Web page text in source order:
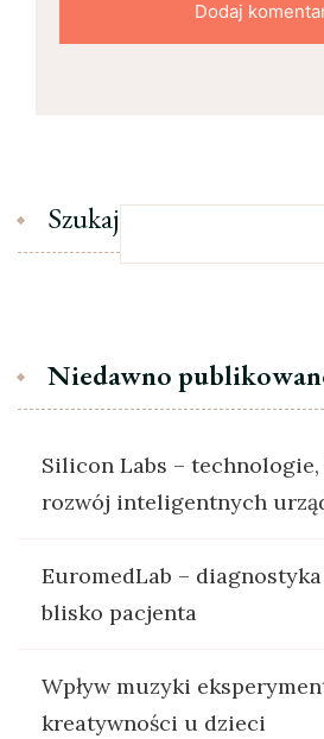
Szukaj
Niedawno
Silicon Labs –
rozwój inteligentnych
EuromedLab –
blisko pacjenta
Wpływ muzyki
kreatywności u dzieci